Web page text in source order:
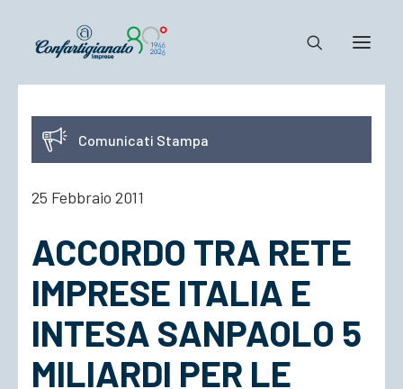
Notizie e Documenti
Confartigianato
Cosa Facciamo
Comunicati Stampa
25 Febbraio 2011
ACCORDO TRA RETE
IMPRESE ITALIA E
INTESA SANPAOLO 5
MILIARDI PER LE